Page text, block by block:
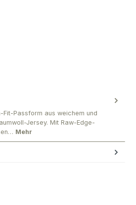
Fit-Passform aus weichem und
Jersey. Mit Raw-Edge-
Mehr